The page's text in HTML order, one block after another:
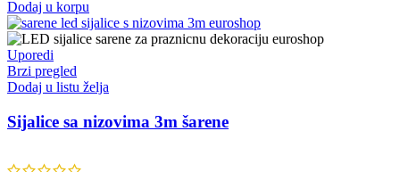
Dodaj u korpu
Uporedi
Brzi pregled
Dodaj u listu želja
Sijalice sa nizovima 3m šarene